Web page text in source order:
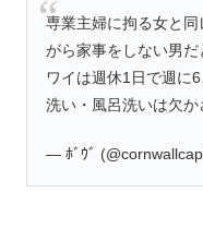
専業主婦に拘る女と
がら家事をしない男だ
ワイは週休1日で週に
洗い・風呂洗いは欠か
— ﾎﾞｳﾞ